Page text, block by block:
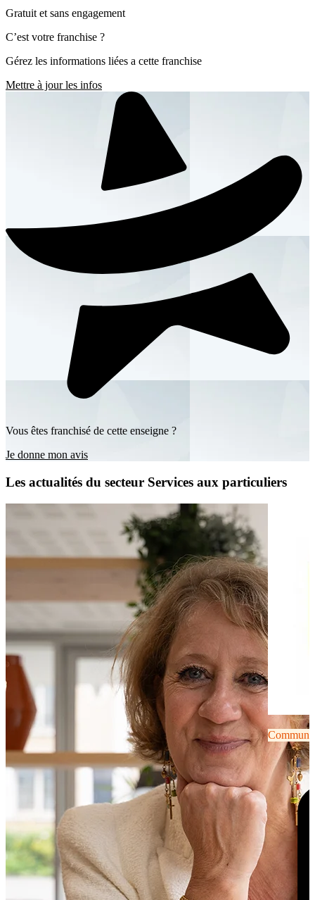
Gratuit et sans engagement
C’est votre franchise ?
Gérez les informations liées a cette franchise
Mettre à jour les infos
Vous êtes franchisé de cette enseigne ?
Je donne mon avis
Les actualités du secteur Services aux particuliers